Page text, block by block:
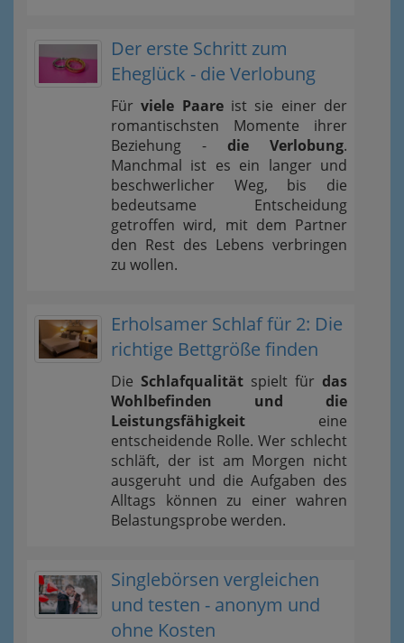
Der erste Schritt zum
Eheglück - die Verlobung
Fürviele Paareist sie einer der
romantischsten Momente ihrer
Beziehung - die Verlobung.
Manchmal ist es ein langer und
beschwerlicher Weg, bis die
bedeutsame Entscheidung
getroffen wird, mit dem Partner
den Rest des Lebens verbringen
zu wollen.
Erholsamer Schlaf für 2: Die
richtige Bettgröße finden
Die Schlafqualität spielt für das
Wohlbefinden und die
Leistungsfähigkeit eine
entscheidende Rolle. Wer schlecht
schläft, der ist am Morgen nicht
ausgeruht und die Aufgaben des
Alltags können zu einer wahren
Belastungsprobe werden.
Singlebörsen vergleichen
und testen - anonym und
ohne Kosten